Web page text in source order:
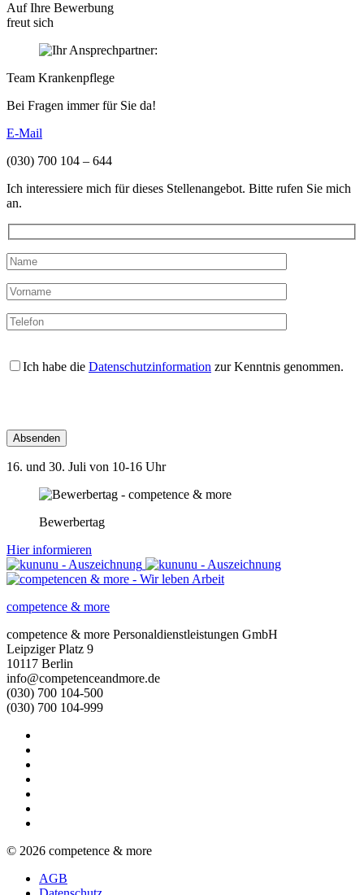
Auf Ihre Bewerbung
freut sich
Team Krankenpflege
Bei Fragen immer für Sie da!
E-Mail
(030) 700 104 – 644
Ich interessiere mich für dieses Stellenangebot. Bitte rufen Sie mich
an.
Ich habe die Datenschutzinformation zur Kenntnis genommen.
lasse
Feld
16. und 30. Juli von 10-16 Uhr
Bewerbertag
Hier informieren
competence & more
competence & more Personaldienstleistungen GmbH
Leipziger Platz 9
10117 Berlin
info@competenceandmore.de
(030) 700 104-500
(030) 700 104-999
© 2026 competence & more
AGB